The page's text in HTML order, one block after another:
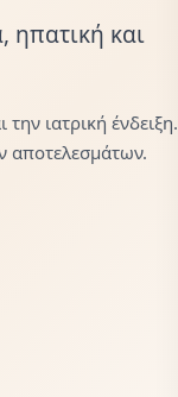
ηπατική και
ιατρική ένδειξη.
αποτελεσμάτων.